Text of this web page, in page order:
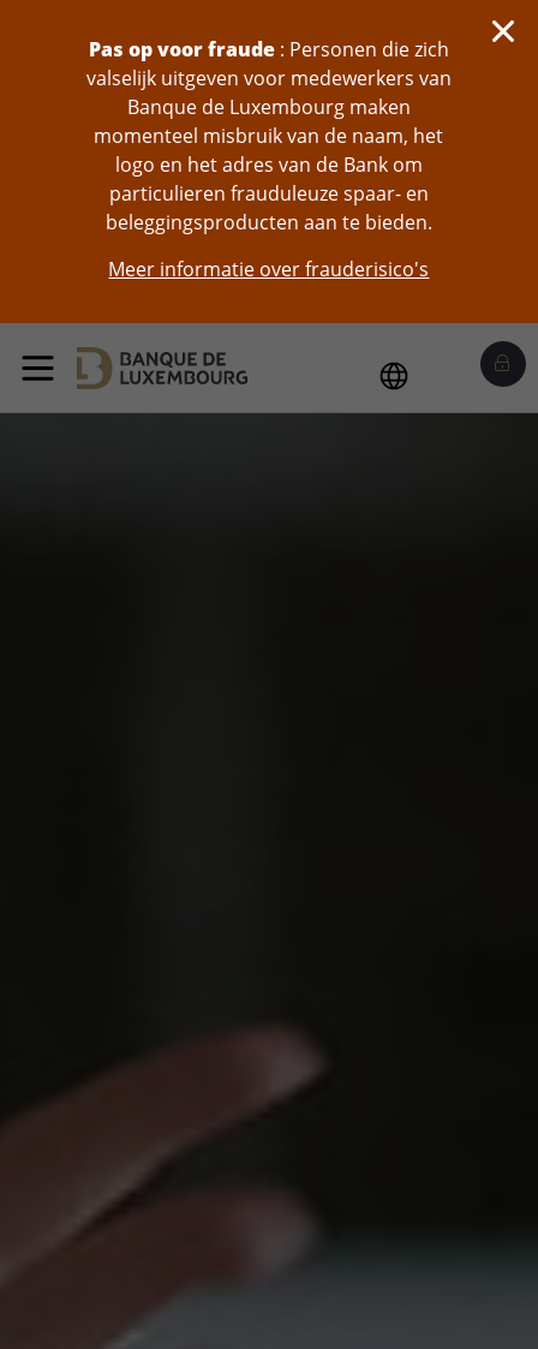
Pas op voor fraude: Personen die zich
valselijk uitgeven voor medewerkers van
Banque de Luxembourg maken
momenteel misbruik van de naam, het
logo en het adres van de Bank om
particulieren frauduleuze spaar- en
beleggingsproducten aan te bieden.
Meer informatie over frauderisico's